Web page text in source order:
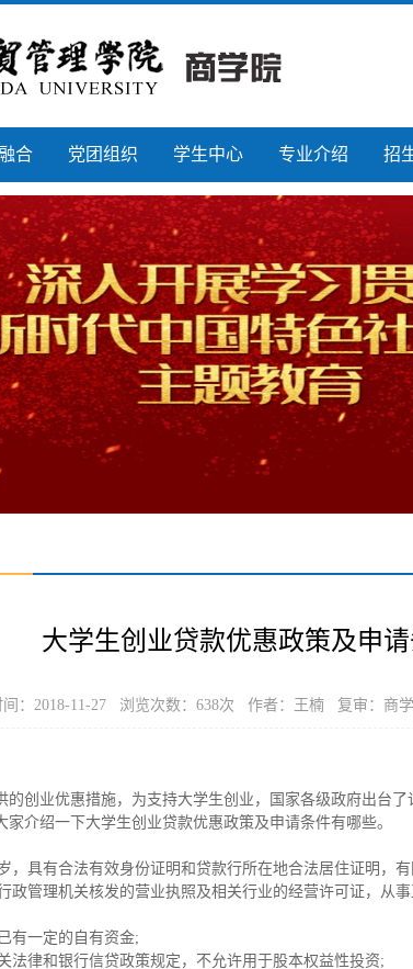
合 党团组织 学生中心 专业介绍 招
大学生创业贷款优惠政策及申
：2018-11-27 浏览次数： 638次 作者：王楠 复审：商
创业优惠措施，为支持大学生创业，国家各级政府出台
介绍一下大学生创业贷款优惠政策及申请条件有哪些。
，具有合法有效身份证明和贷款行所在地合法居住证明，
政管理机关核发的营业执照及相关行业的经营许可证，从
有一定的自有资金;
法律和银行信贷政策规定，不允许用于股本权益性投资;